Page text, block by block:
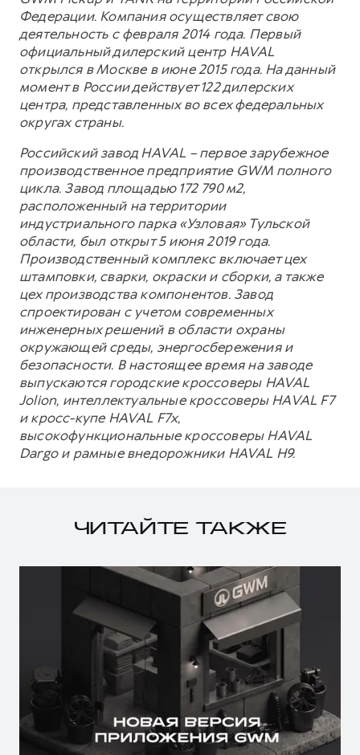
Федерации. Компания осуществляет свою
деятельность с февраля 2014 года. Первый
официальный дилерский центр HAVAL
открылся в Москве в июне 2015 года. На данный
момент в России действует 122 дилерских
центра, представленных во всех федеральных
округах страны.
Российский завод HAVAL – первое зарубежное
производственное предприятие GWM полного
цикла. Завод площадью 172 790 м2,
расположенный на территории
индустриального парка «Узловая» Тульской
области, был открыт 5 июня 2019 года.
Производственный комплекс включает цех
штамповки, сварки, окраски и сборки, а также
цех производства компонентов. Завод
спроектирован с учетом современных
инженерных решений в области охраны
окружающей среды, энергосбережения и
безопасности. В настоящее время на заводе
выпускаются городские кроссоверы HAVAL
Jolion, интеллектуальные кроссоверы HAVAL F7
и кросс-купе HAVAL F7x,
высокофункциональные кроссоверы HAVAL
Dargo и рамные внедорожники HAVAL H9.
ЧИТАЙТЕ ТАКЖЕ